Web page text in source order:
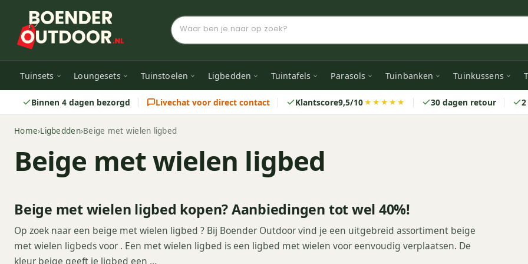
Tuinsets Loungesets Tuinstoelen Ligbedden Tuintafels Parasols Tuinbanken Tuinkussens
Binnen 4 dagen bezorgd Livechat voor direct contact Klantscore9,5/10★★★★★ 30 dagen retour
Home›Ligbedden›Beige met wielen ligbed
Beige met wielen ligbed
Beige met wielen ligbed kopen? Aanbiedingen tot wel 40%!
Op zoek naar een beige met wielen ligbed ? Bij Boender Outdoor vind je een uitgebreid assortiment beige
met wielen ligbeds voor . Een met wielen ligbed is een ligbed met wielen voor eenvoudig verplaatsen. De
kleur beige geeft je ligbed een …